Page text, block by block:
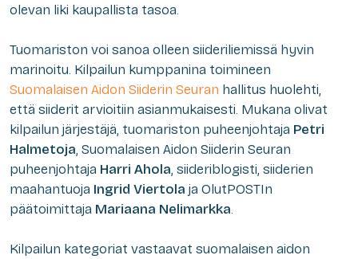
olevan liki kaupallista tasoa.
Tuomariston voi sanoa olleen siideriliemissä hyvin
marinoitu. Kilpailun kumppanina toimineen
Suomalaisen Aidon Siiderin Seuran hallitus huolehti,
että siiderit arvioitiin asianmukaisesti. Mukana olivat
kilpailun järjestäjä, tuomariston puheenjohtaja Petri
Halmetoja, Suomalaisen Aidon Siiderin Seuran
puheenjohtaja Harri Ahola, siideriblogisti, siiderien
maahantuoja Ingrid Viertola ja OlutPOSTIn
päätoimittaja Mariaana Nelimarkka.
Kilpailun kategoriat vastaavat suomalaisen aidon